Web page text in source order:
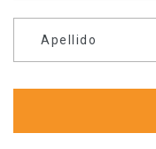
Apellido